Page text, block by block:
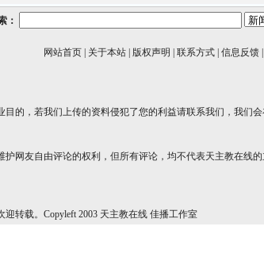
：
网站首页 关于本站 版权声明 联系方式 信息反馈
目的，若我们上传的资料侵犯了您的利益请联系我们，我们会
护网友自由评论的权利，但所有评论，均不代表天主教在线
迎转载。Copyleft 2003 天主教在线 佳播工作室